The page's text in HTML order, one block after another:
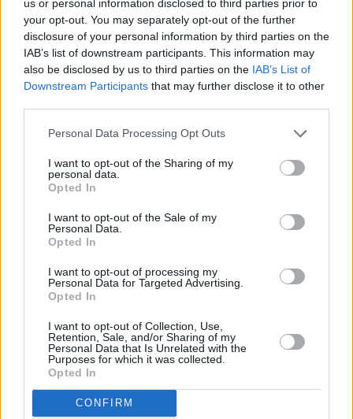
us or personal information disclosed to third parties prior to
your opt-out. You may separately opt-out of the further
disclosure of your personal information by third parties on the
IAB’s list of downstream participants. This information may
also be disclosed by us to third parties on the IAB’s List of
Downstream Participants that may further disclose it to other
Personal Data Processing Opt Outs
I want to opt-out of the Sharing of my
personal data.
Opted In
I want to opt-out of the Sale of my
Personal Data.
Opted In
I want to opt-out of processing my
Personal Data for Targeted Advertising.
Opted In
I want to opt-out of Collection, Use,
Retention, Sale, and/or Sharing of my
Personal Data that Is Unrelated with the
Purposes for which it was collected.
Opted In
CONFIRM
apostar por que “este tipo de alumnos y alumnas se
puedan formar académicamente y puedan trabajar en el
sector tecnológico, especialmente en la provincia de
Jaén”.
CREATIVIDAD Y TRABAJO EN EQUIPO
Por su parte, el edil Nuevas Tecnologías ha resaltado la
que los estudiantes muestren sus proyectos tecnológicos
que han desarrollado durante todo el curso escolar,
emprendimiento”.
De este modo, se enriquece la formación de los estudiantes
jiennenses, “pero también impulsa la visibilidad de Jaén
como un núcleo activo en el ámbito científico-tecnológico
instituciones educativas y sector privado promoviendo un
ecosistema de innovación y desarrollo tecnológico en la
ciudad”.
La concejala de Educación, igualmente, ha valorado la
“riqueza educativa” que aporta Fantec, en la que se han